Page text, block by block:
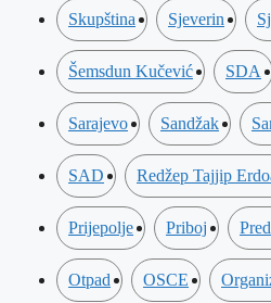
Skupština Sjeverin
Šemsdun Kučević SDA
Sarajevo Sandžak
SAD Redžep Tajjip
Prijepolje Priboj
Otpad OSCE